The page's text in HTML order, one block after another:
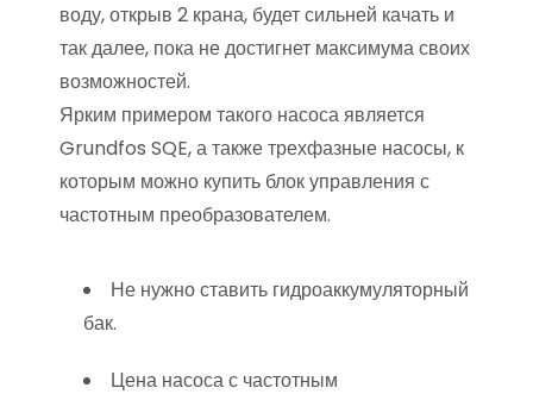
воду, открыв 2 крана, будет сильней качать и
так далее, пока не достигнет максимума своих
возможностей.
Ярким примером такого насоса является
Grundfos SQE, а также трехфазные насосы, к
которым можно купить блок управления с
частотным преобразователем.
Не нужно ставить гидроаккумуляторный
бак.
Цена насоса с частотным